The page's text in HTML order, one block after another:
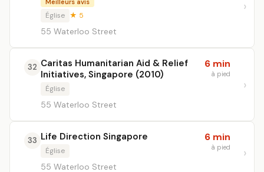
Meilleurs avis
Église ★ 5
55 Waterloo Street
32 Caritas Humanitarian Aid & Relief
Initiatives, Singapore (2010)
Église
55 Waterloo Street
6 min
à pied
33 Life Direction Singapore
Église
55 Waterloo Street
6 min
à pied